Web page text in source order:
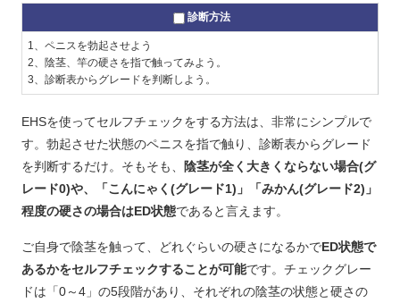
診断方法
1、ペニスを勃起させよう
2、陰茎、竿の硬さを指で触ってみよう。
3、診断表からグレードを判断しよう。
EHSを使ってセルフチェックをする方法は、非常にシンプルで
す。勃起させた状態のペニスを指で触り、診断表からグレード
を判断するだけ。そもそも、
陰茎が全く大きくならない場合(グ
レード0)や、「こんにゃく(グレード1)」「みかん(グレード2)」
程度の硬さの場合はED状態であると言えます。
ご自身で陰茎を触って、どれぐらいの硬さになるかでED状態で
あるかをセルフチェックすることが可能です。チェックグレー
ドは「0～4」の5段階があり、それぞれの陰茎の状態と硬さの